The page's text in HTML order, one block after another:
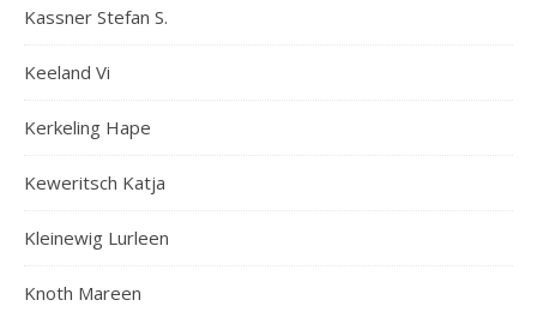
Kassner Stefan S.
Keeland Vi
Kerkeling Hape
Keweritsch Katja
Kleinewig Lurleen
Knoth Mareen